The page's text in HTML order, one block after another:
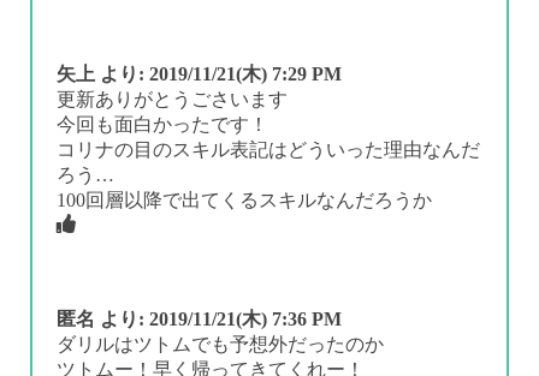
矢上 より: 2019/11/21(木) 7:29 PM
更新ありがとうごさいます
今回も面白かったです！
コリナの目のスキル表記はどういった理由なんだ
ろう…
100回層以降で出てくるスキルなんだろうか
匿名 より: 2019/11/21(木) 7:36 PM
ダリルはツトムでも予想外だったのか
ツトムー！早く帰ってきてくれー！